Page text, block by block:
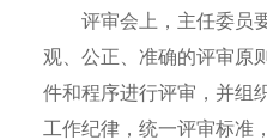
评审会上，主任委员要
观、公正、准确的评审原
件和程序进行评审，并组
工作纪律，统一评审标准